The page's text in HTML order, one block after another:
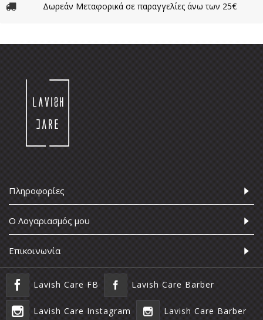
Δωρεάν Μεταφορικά σε παραγγελίες άνω των 25€
Πληροφορίες
Ο Λογαριασμός μου
Επικοινωνία
Lavish Care FB Lavish Care Barber
Lavish Care Instagram Lavish Care Barber